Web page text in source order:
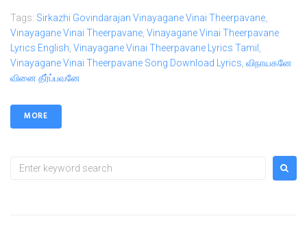
Tags: Sirkazhi Govindarajan Vinayagane Vinai Theerpavane,
Vinayagane Vinai Theerpavane, Vinayagane Vinai Theerpavane
Lyrics English, Vinayagane Vinai Theerpavane Lyrics Tamil ,
Vinayagane Vinai Theerpavane Song Download Lyrics, விநாயகனே
வினை தீர்ப்பவனே
MORE